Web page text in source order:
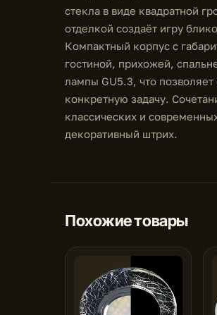
стекла в виде квадратной
отделкой создаёт игру
Компактный корпус с
гостиной, прихожей,
лампы GU5.3, что
конкретную задачу.
классических и
декоративный штрих.
Похожие товары